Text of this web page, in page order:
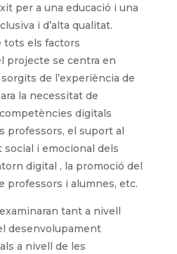
per a una educació i una
i d’alta qualitat.
tots els factors
projecte se centra en
de l’experiència de
la necessitat de
digitals
professors, el suport al
i emocional dels
digital , la promoció del
professors i alumnes, etc.
tant a nivell
desenvolupament
a nivell de les